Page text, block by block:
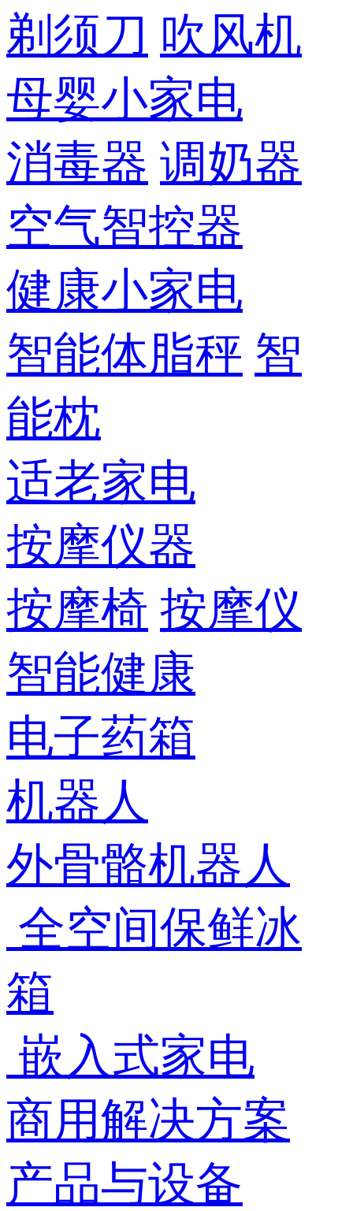
剃须刀 吹风机
母婴小家电
消毒器 调奶器
空气智控器
健康小家电
智能体脂秤 智
能枕
适老家电
按摩仪器
按摩椅 按摩仪
智能健康
电子药箱
机器人
外骨骼机器人
全空间保鲜冰
箱
嵌入式家电
商用解决方案
产品与设备